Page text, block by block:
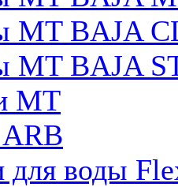
BAJA
BAJA
MT
для воды